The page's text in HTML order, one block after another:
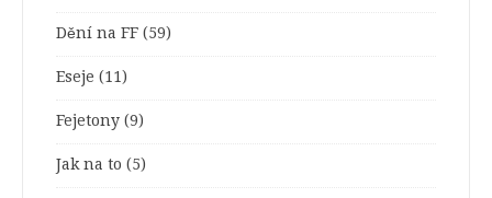
Dění na FF (59)
Eseje (11)
Fejetony (9)
Jak na to (5)